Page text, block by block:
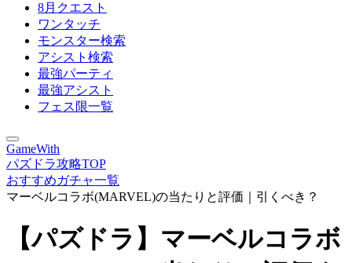
8月クエスト
ワンタッチ
モンスター検索
アシスト検索
最強パーティ
最強アシスト
フェス限一覧
GameWith
パズドラ攻略TOP
おすすめガチャ一覧
マーベルコラボ(MARVEL)の当たりと評価｜引くべき？
【パズドラ】マーベルコラボ